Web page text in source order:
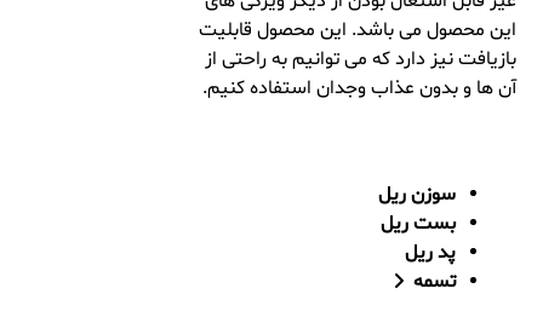
این محصول می باشد. این محصول قابلیت
بازیافت نیز دارد که می توانیم به راحتی از
آن ها و بدون عذاب وجدان استفاده کنیم.
سوزن ریل
بست ریل
پد ریل
تسمه